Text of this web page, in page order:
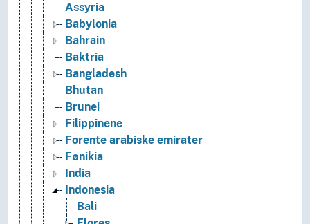
Assyria
Babylonia
Bahrain
Baktria
Bangladesh
Bhutan
Brunei
Filippinene
Forente arabiske emirater
Fønikia
India
Indonesia
Bali